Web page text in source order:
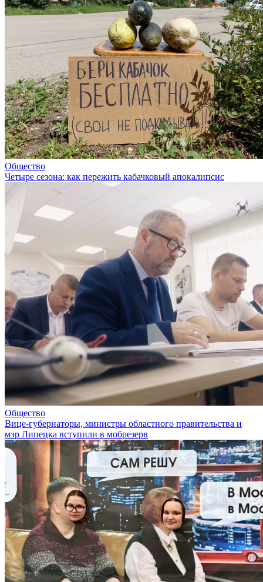
Общество
Четыре сезона: как пережить кабачковый апокалипсис
Общество
Вице-губернаторы, министры областного правительства и
мэр Липецка вступили в мобрезерв